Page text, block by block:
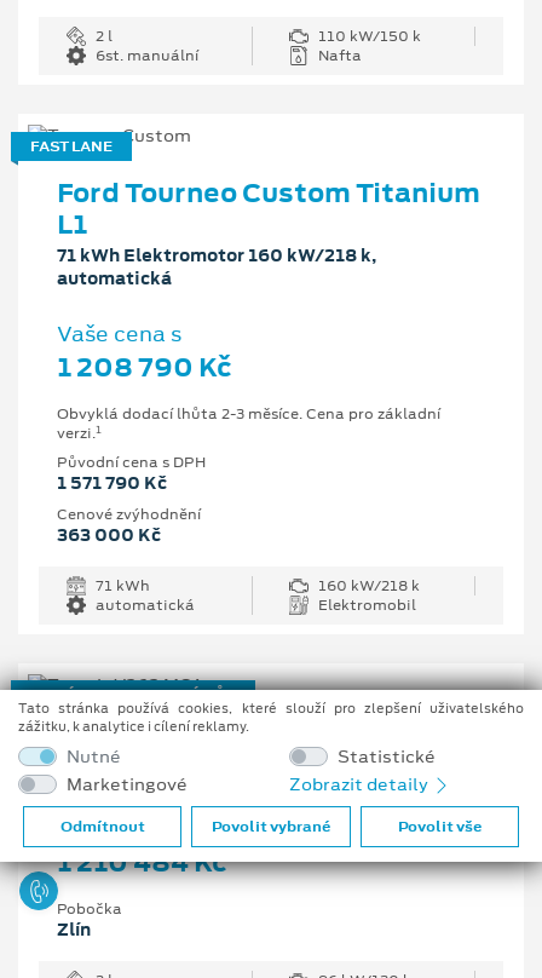
2 l
110 kW/150 k
6st. manuální
Nafta
FAST LANE
Ford Tourneo Custom Titanium
L1
71 kWh Elektromotor 160 kW/218 k,
automatická
Vaše cena s
1 208 790 Kč
Obvyklá dodací lhůta 2-3 měsíce. Cena pro základní
verzi.1
Původní cena s DPH
1 571 790 Kč
Cenové zvýhodnění
363 000 Kč
71 kWh
160 kW/218 k
automatická
Elektromobil
NOVÝ REGISTROVANÝ VŮZ
Ford Transit Trend 350 L3
Van, 2 EcoBlue 96 kW/130 k, 6st. manuální
Vaše cena s DPH
1 210 484 Kč
Pobočka
Zlín
Tato stránka používá cookies, které slouží pro zlepšení uživatelského
zážitku, k analytice i cílení reklamy.
Nutné
Statistické
Marketingové
Zobrazit detaily
Odmítnout Povolit vybrané Povolit vše